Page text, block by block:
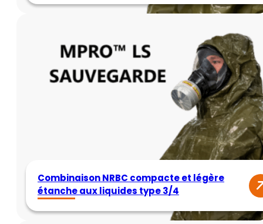
Combinaison NRBC compacte et légère
étanche aux liquides type 3/4